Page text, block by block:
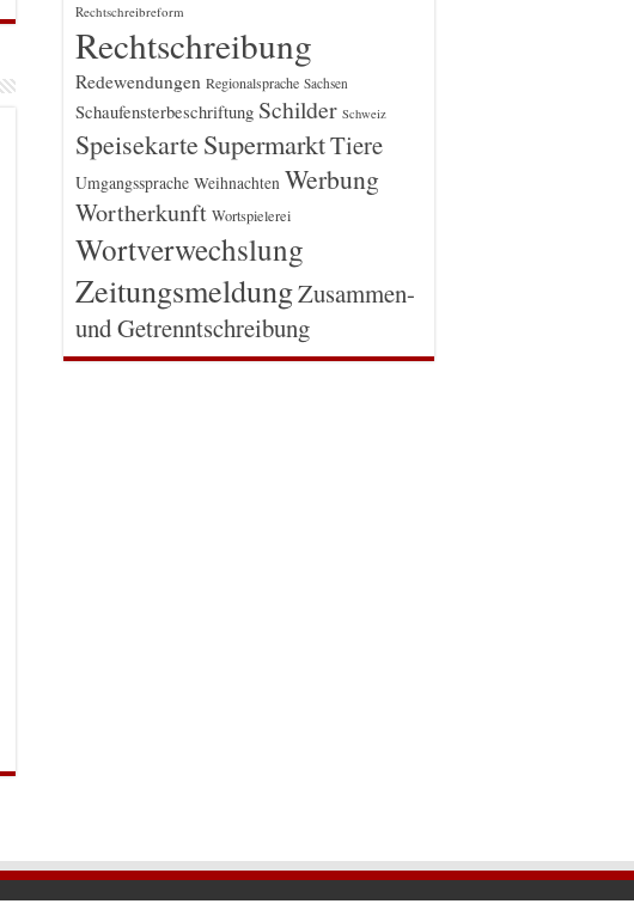
Rechtschreibreform
Rechtschreibung
Redewendungen Regionalsprache Sachsen
Schaufensterbeschriftung Schilder Schweiz
Speisekarte SupermarktTiere
Umgangssprache Weihnachten Werbung
Wortherkunft Wortspielerei
Wortverwechslung
ZeitungsmeldungZusammen-
und Getrenntschreibung